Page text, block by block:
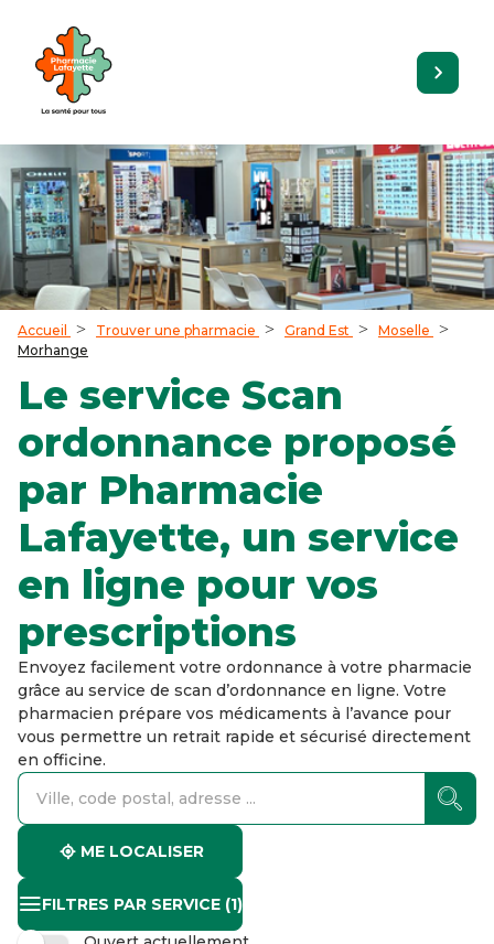
Accueil Trouver une pharmacie Grand Est
Moselle
Morhange
Le service Scan
ordonnance proposé
par Pharmacie
Lafayette, un service
en ligne pour vos
prescriptions
Envoyez facilement votre ordonnance à votre pharmacie
grâce au service de scan d’ordonnance en ligne. Votre
pharmacien prépare vos médicaments à l’avance pour
vous permettre un retrait rapide et sécurisé directement
en officine.
accessibility.searchform.label.searchform
accessibility.searchform.label.searchinput
accessibility.searchform.autocomplete_status
ME LOCALISER
FILTRES PAR SERVICE (1)